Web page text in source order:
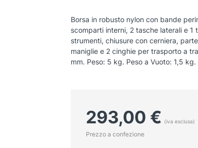
Borsa in robusto nylon con bande
scomparti interni, 2 tasche laterali e
strumenti, chiusure con cerniera,
maniglie e 2 cinghie per trasporto a
mm. Peso: 5 kg. Peso a Vuoto: 1,5 kg.
293,00 € (iva esclusa)
Prezzo a confezione